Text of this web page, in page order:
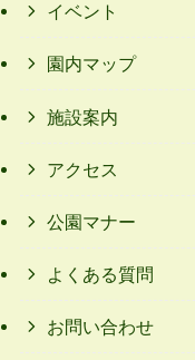
イベント
園内マップ
施設案内
アクセス
公園マナー
よくある質問
お問い合わせ